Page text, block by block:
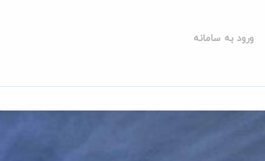
ورود به سامانه